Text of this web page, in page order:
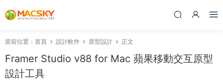
當前位置： 首頁 設計軟件 原型設計 正文
Framer Studio v88 for Mac 蘋果移動交互原型
設計工具